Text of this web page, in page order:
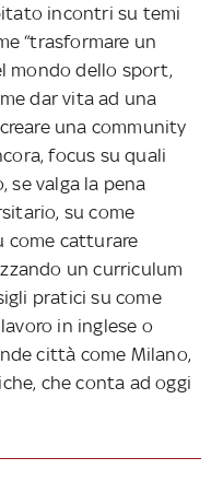
incontri su temi
“trasformare un
mondo dello sport,
dar vita ad una
una community
focus su quali
se valga la pena
su come
come catturare
un curriculum
pratici su come
in inglese o
città come Milano,
che conta ad oggi